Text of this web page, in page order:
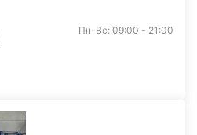
Пн-Вс: 09:00 - 21:00